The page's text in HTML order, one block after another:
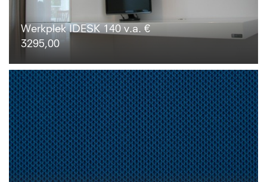
Werkplek IDESK 140 v.a. €
3295,00